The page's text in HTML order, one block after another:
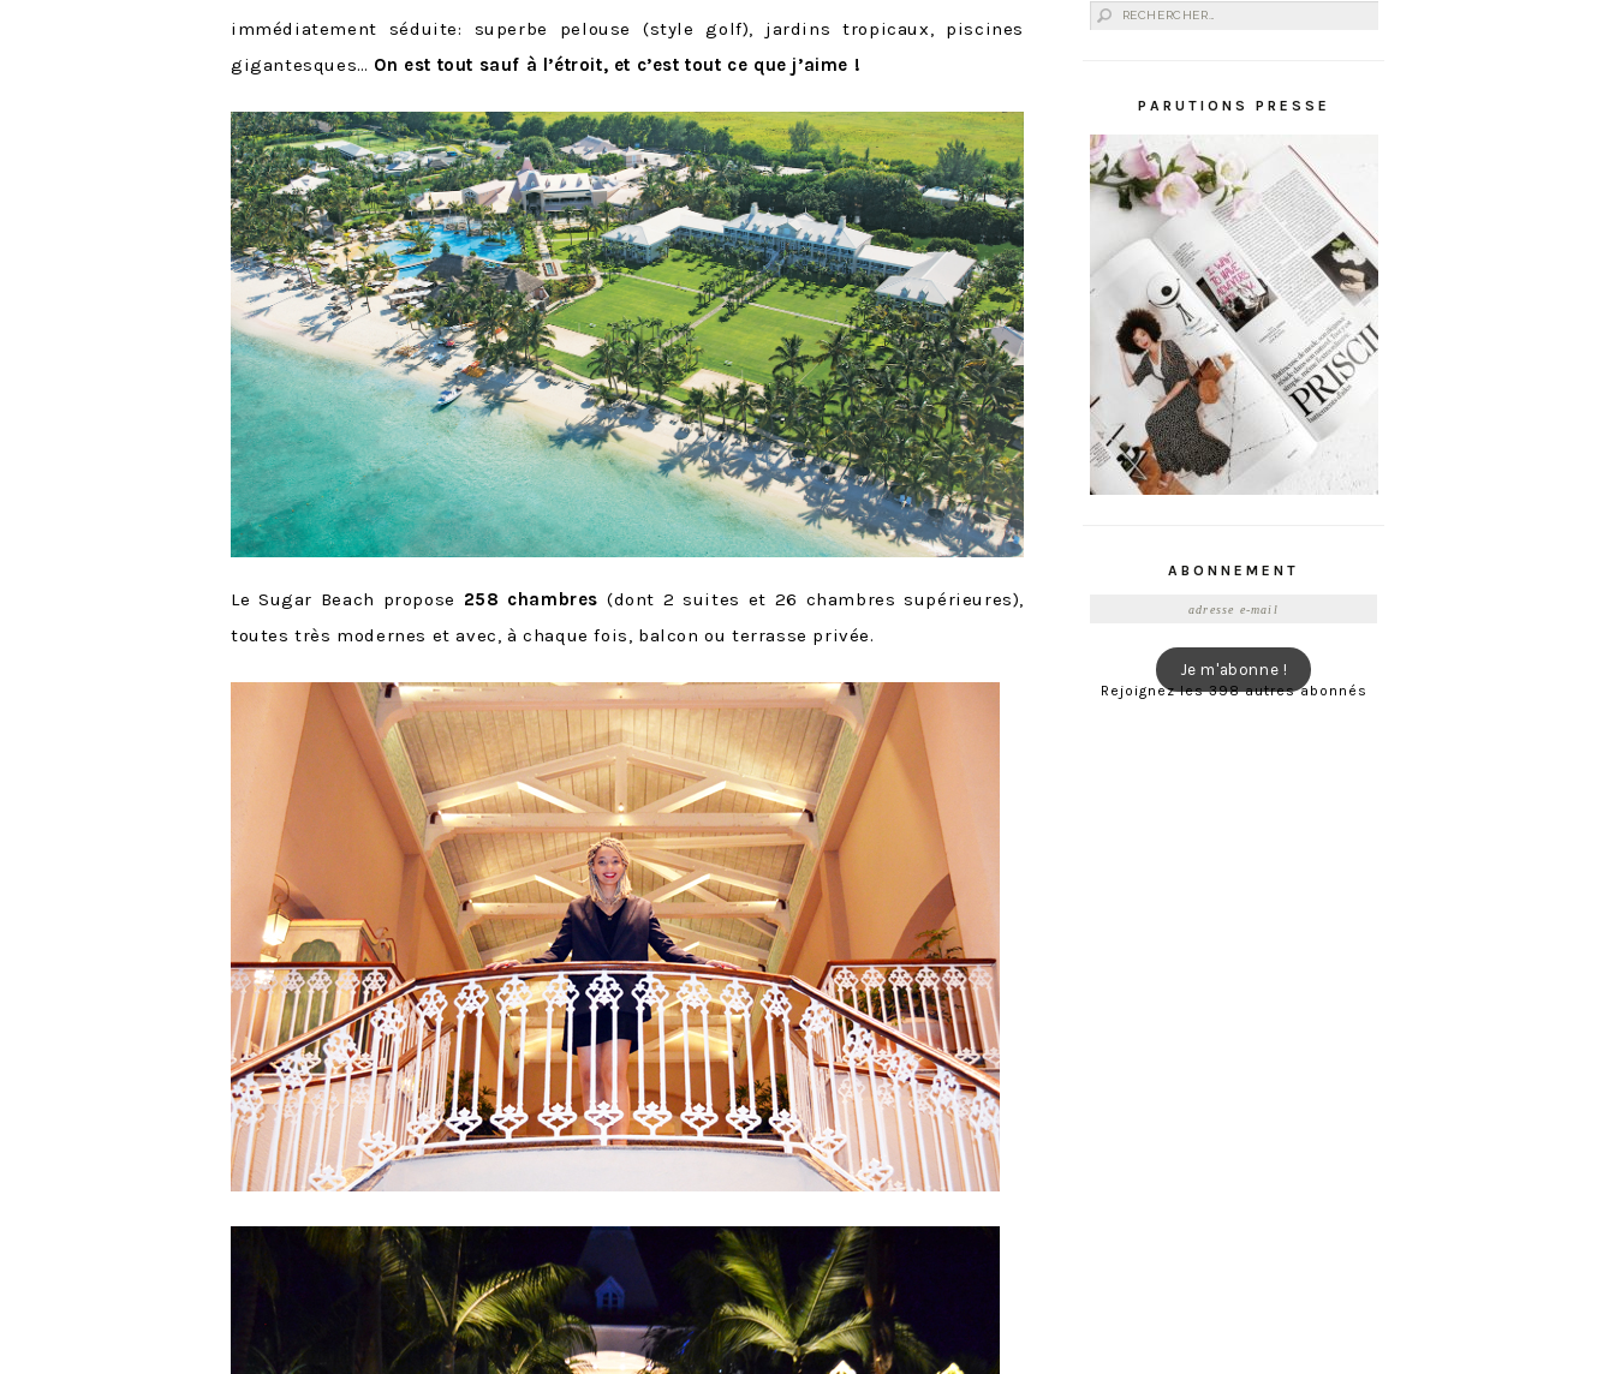
immédiatement séduite: superbe pelouse (style golf), jardins tropicaux, piscines
gigantesques… On est tout sauf à l’étroit, et c’est tout ce que j’aime !
Le Sugar Beach propose 258 chambres (dont 2 suites et 26 chambres supérieures),
toutes très modernes et avec, à chaque fois, balcon ou terrasse privée.
Rechercher :
PARUTIONS PRESSE
ABONNEMENT
Je m'abonne !
Rejoignez les 398 autres abonnés